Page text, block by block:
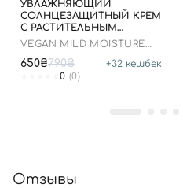
УВЛАЖНЯЮЩИЙ
СОЛНЦЕЗАЩИТНЫЙ КРЕМ
С РАСТИТЕЛЬНЫМ
СКВАЛАНОМ, 50 МЛ
VEGAN MILD MOISTURE
650₴790₴ +32 кешбек
0 (0)
Отзывы